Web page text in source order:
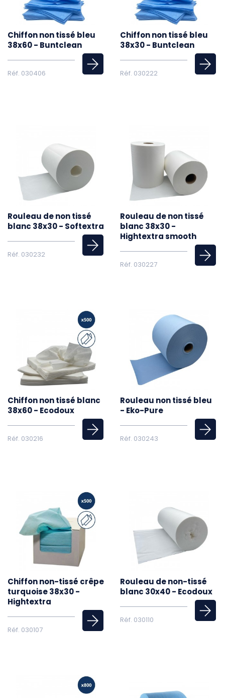
Chiffon non tissé bleu
38x60 - Buntclean
Réf. 030406
Chiffon non tissé bleu
38x30 - Buntclean
Réf. 030222
Rouleau de non tissé
blanc 38x30 - Softextra
Réf. 030232
Rouleau de non tissé
blanc 38x30 -
Hightextra smooth
Réf. 030227
Chiffon non tissé blanc
38x60 - Ecodoux
Réf. 030216
Rouleau non tissé bleu
- Eko-Pure
Réf. 030243
Chiffon non-tissé crêpe
turquoise 38x30 -
Hightextra
Réf. 030107
Rouleau de non-tissé
blanc 30x40 - Ecodoux
Réf. 030110